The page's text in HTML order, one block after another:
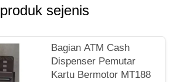
produk sejenis
Bagian ATM Cash
Dispenser Pemutar
Kartu Bermotor MT188